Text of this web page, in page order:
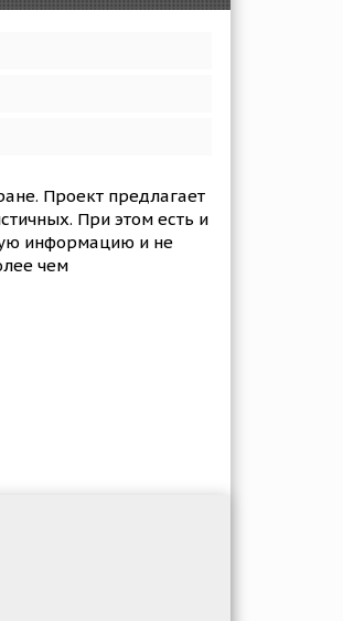
Проект предлагает
При этом есть и
информацию и не
чем